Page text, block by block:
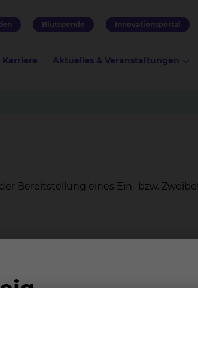
Blutspende Innovationsportal
Karriere Aktuelles & Veranstaltungen
Bereitstellung eines Ein- bzw.